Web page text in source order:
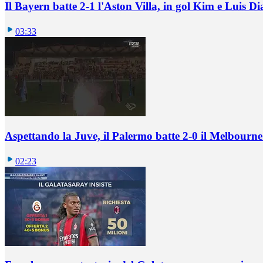
Il Bayern batte 2-1 l'Aston Villa, in gol Kim e Luis
03:33
Aspettando la Juve, il Palermo batte 2-0 il
02:23